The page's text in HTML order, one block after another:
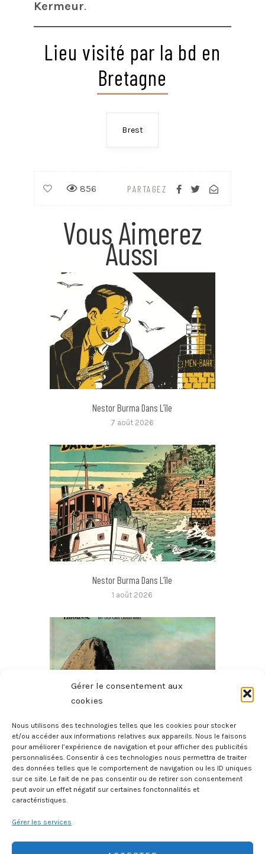
Gérer le consentement aux
cookies
Nous utilisons des technologies telles que les cookies pour stocker
et/ou accéder aux informations relatives aux appareils. Nous le faisons
pour améliorer l’expérience de navigation et pour afficher des publicités
personnalisées. Consentir à ces technologies nous permettra de traiter
des données telles que le comportement de navigation ou les ID uniques
sur ce site. Le fait de ne pas consentir ou de retirer son consentement
peut avoir un effet négatif sur certaines fonctonnalités et
caractéristiques.
Gérer les services
Kermeur.
Lieu visité par la bd en
Bretagne
Brest
PARTAGEZ
856
Vous Aimerez
Aussi
Nestor Burma Dans L’île
7 août 2026
Nestor Burma Dans L’île
1 août 2026
Histoire Des Provinces De France – La Bretagne
27 juillet 2026